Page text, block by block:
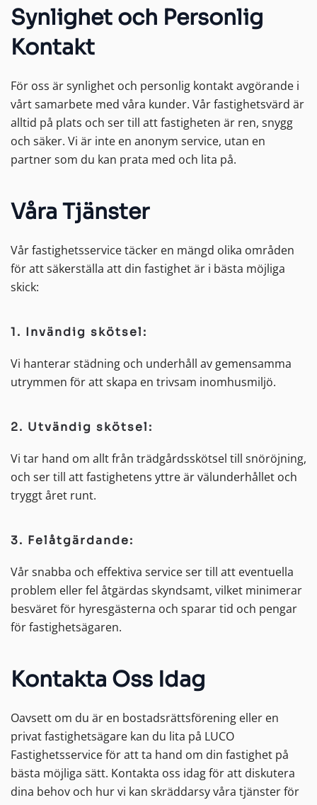
Synlighet och Personlig
Kontakt
För oss är synlighet och personlig kontakt avgörande i
vårt samarbete med våra kunder. Vår fastighetsvärd är
alltid på plats och ser till att fastigheten är ren, snygg
och säker. Vi är inte en anonym service, utan en
partner som du kan prata med och lita på.
Våra Tjänster
Vår fastighetsservice täcker en mängd olika områden
för att säkerställa att din fastighet är i bästa möjliga
skick:
1. Invändig skötsel:
Vi hanterar städning och underhåll av gemensamma
utrymmen för att skapa en trivsam inomhusmiljö.
2. Utvändig skötsel:
Vi tar hand om allt från trädgårdsskötsel till snöröjning,
och ser till att fastighetens yttre är välunderhållet och
tryggt året runt.
3. Felåtgärdande:
Vår snabba och effektiva service ser till att eventuella
problem eller fel åtgärdas skyndsamt, vilket minimerar
besväret för hyresgästerna och sparar tid och pengar
för fastighetsägaren.
Kontakta Oss Idag
Oavsett om du är en bostadsrättsförening eller en
privat fastighetsägare kan du lita på LUCO
Fastighetsservice för att ta hand om din fastighet på
bästa möjliga sätt. Kontakta oss idag för att diskutera
dina behov och hur vi kan skräddarsy våra tjänster för